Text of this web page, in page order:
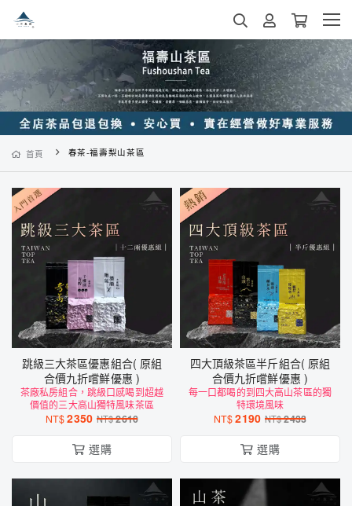
首頁 春茶-福壽梨山茶區
跳級三大茶區優惠組合( 原組
合價九折嚐鮮優惠 )
茶廠私房組合，跳級口感喝到超越
價值的三大高山獨特風味茶區
NT$2350 NT$2610
選購
四大頂級茶區半斤組合( 原組
合價九折嚐鮮優惠 )
每一口都喝的到四大高山茶區的獨
特環境風味
NT$2190 NT$2433
選購